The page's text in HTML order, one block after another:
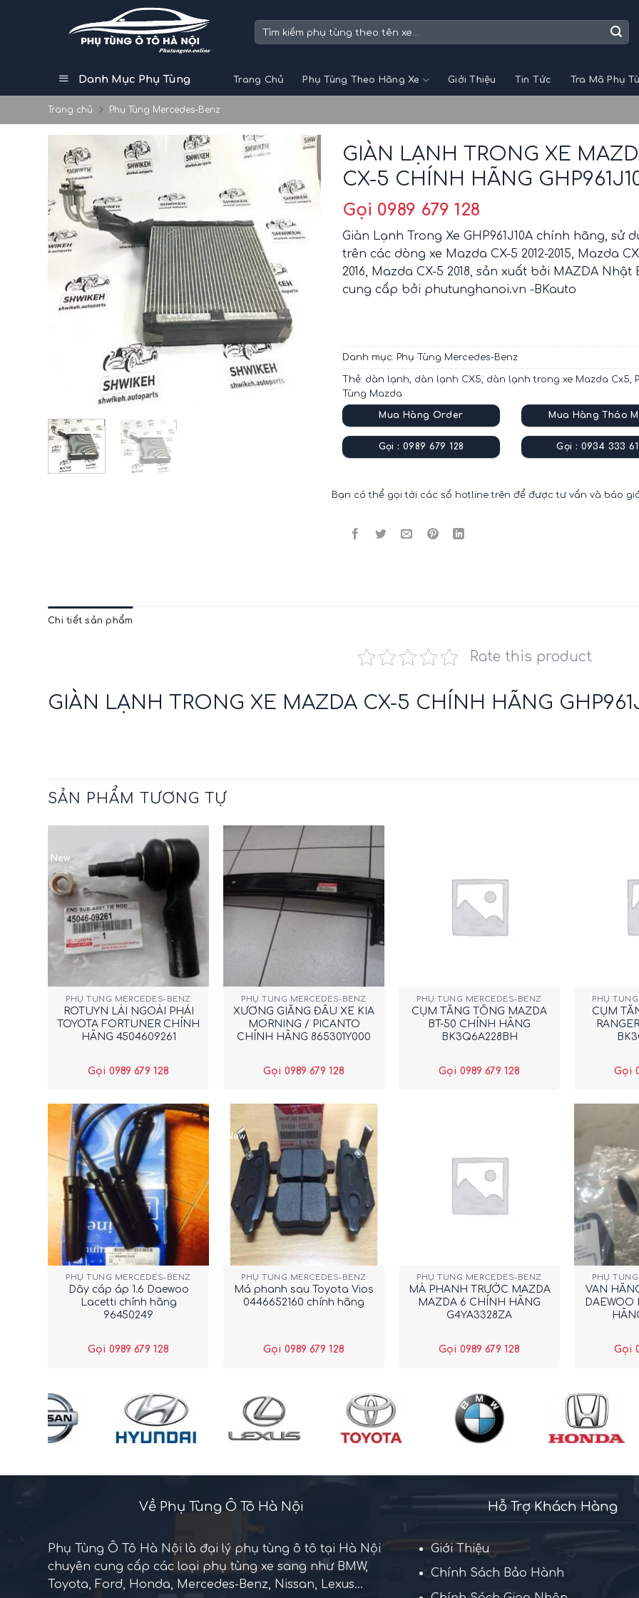
Tìm
Danh Mục Phụ Tùng Trang Chủ Phụ Tùng Theo Hãng Xe Giới Thiệu Tin Tức Tra Mã Phụ
Trang chủ Phụ Tùng Mercedes-Benz
GIÀN LẠNH TRONG XE
CX-5 CHÍNH HÃNG
Gọi 0989 679 128
Giàn Lạnh Trong Xe GHP961J10A chính hãng, sử
trên các dòng xe Mazda CX-5 2012-2015, Mazda
2016, Mazda CX-5 2018, sản xuất bởi MAZDA Nhật
cung cấp bởi phutunghanoi.vn -BKauto
Danh mục: Phụ Tùng Mercedes-Benz
Thẻ: dàn lạnh, dàn lạnh CX5, dàn lạnh trong xe Mazda Cx5,
Tùng Mazda
Mua Hàng Order
Gọi : 0989 679 128
Mua Hàng Tháo
Gọi : 0934 333
Bạn có thể gọi tới các số hotline trên để được tư vấn và báo
Chi tiết sản phẩm
Rate this product
GIÀN LẠNH TRONG XE MAZDA CX-5 CHÍNH HÃNG
SẢN PHẨM TƯƠNG TỰ
New
PHỤ TÙNG MERCEDES-BENZ
ROTUYN LÁI NGOÀI PHẢI
TOYOTA FORTUNER CHÍNH
HÃNG 4504609261
Gọi 0989 679 128
PHỤ TÙNG MERCEDES-BENZ
XƯƠNG GIẰNG ĐẦU XE KIA
MORNING / PICANTO
CHÍNH HÃNG 865301Y000
Gọi 0989 679 128
PHỤ TÙNG MERCEDES-BENZ
CỤM TĂNG TỔNG MAZDA
BT-50 CHÍNH HÃNG
BK3Q6A228BH
Gọi 0989 679 128
PHỤ
CỤM
Gọi
PHỤ TÙNG MERCEDES-BENZ
Dây cáp áp 1.6 Daewoo
Lacetti chính hãng
96450249
Gọi 0989 679 128
New
PHỤ TÙNG MERCEDES-BENZ
Má phanh sau Toyota Vios
0446652160 chính hãng
Gọi 0989 679 128
PHỤ TÙNG MERCEDES-BENZ
MÁ PHANH TRƯỚC MAZDA
MAZDA 6 CHÍNH HÃNG
G4YA3328ZA
Gọi 0989 679 128
+
PHỤ
VAN
Gọi
Về Phụ Tùng Ô Tô Hà Nội
Phụ Tùng Ô Tô Hà Nội là đại lý phụ tùng ô tô tại Hà Nội
chuyên cung cấp các loại phụ tùng xe sang như BMW,
Toyota, Ford, Honda, Mercedes-Benz, Nissan, Lexus...
Hỗ Trợ Khách Hàng
Giới Thiệu
Chính Sách Bảo Hành